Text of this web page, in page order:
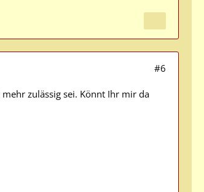
#6
zulässig sei. Könnt Ihr mir da